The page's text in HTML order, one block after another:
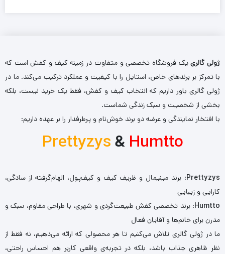
ژولی گالرییک فروشگاه تخصصی و متفاوت در زمینه کیف و کفش است که
با تمرکز بر برندهای خاص، استایل را با کیفیت و عملکرد ترکیب می‌کند. ما در
ژولی گالری باور داریم که انتخاب کیف و کفش، فقط یک خرید نیست، بلکه
بخشی از شخصیت و سبک زندگی شماست.
با افتخار نمایندگی و عرضه دو برند خوش‌نام و پرطرفدار را بر عهده داریم:
Prettyzys& Humtto
Prettyzys: برند مینیمال و ظریف کیف و کیف‌پول، الهام‌گرفته از سادگی،
کارایی و زیبایی
Humtto: برند تخصصی کفش طبیعت‌گردی و شهری، با طراحی مقاوم، سبک و
مدرن برای خانم‌ها و آقایان فعال
ما در ژولی گالری تلاش می‌کنیم تا هر محصولی که ارائه می‌دهیم، نه فقط از
نظر ظاهری جذاب باشد، بلکه در تجربه‌ی واقعی کاربر هم احساس راحتی،